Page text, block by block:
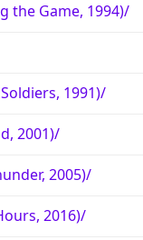
the Game, 1994)/
1991)/
2001)/
2005)/
2016)/